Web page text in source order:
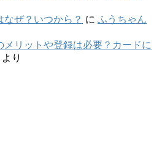
ぜ？いつから？ に ふうちゃん
メリットや登録は必要？カードに
より